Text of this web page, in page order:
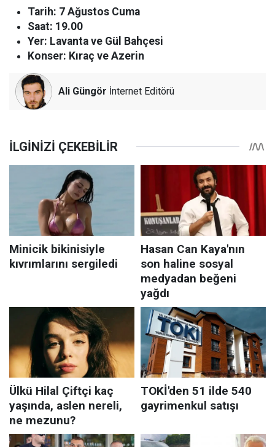
Tarih: 7 Ağustos Cuma
Saat: 19.00
Yer: Lavanta ve Gül Bahçesi
Konser: Kıraç ve Azerin
Ali Güngör İnternet Editörü